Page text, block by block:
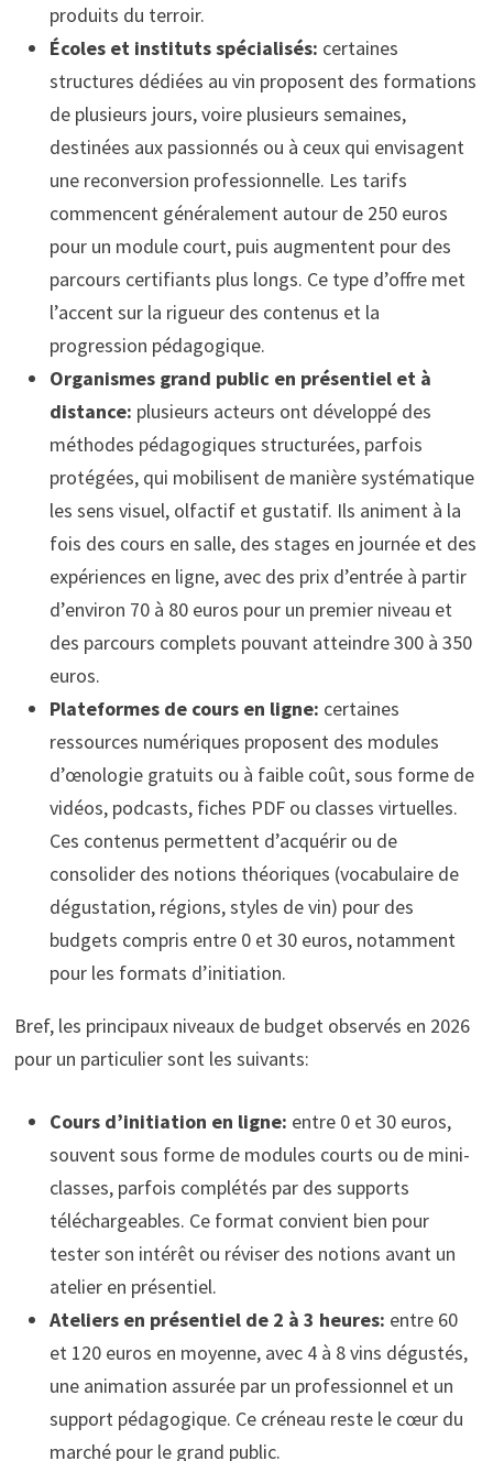
produits du terroir.
Écoles et instituts spécialisés: certaines
structures dédiées au vin proposent des formations
de plusieurs jours, voire plusieurs semaines,
destinées aux passionnés ou à ceux qui envisagent
une reconversion professionnelle. Les tarifs
commencent généralement autour de 250 euros
pour un module court, puis augmentent pour des
parcours certifiants plus longs. Ce type d’offre met
l’accent sur la rigueur des contenus et la
progression pédagogique.
Organismes grand public en présentiel et à
distance: plusieurs acteurs ont développé des
méthodes pédagogiques structurées, parfois
protégées, qui mobilisent de manière systématique
les sens visuel, olfactif et gustatif. Ils animent à la
fois des cours en salle, des stages en journée et des
expériences en ligne, avec des prix d’entrée à partir
d’environ 70 à 80 euros pour un premier niveau et
des parcours complets pouvant atteindre 300 à 350
euros.
Plateformes de cours en ligne: certaines
ressources numériques proposent des modules
d’œnologie gratuits ou à faible coût, sous forme de
vidéos, podcasts, fiches PDF ou classes virtuelles.
Ces contenus permettent d’acquérir ou de
consolider des notions théoriques (vocabulaire de
dégustation, régions, styles de vin) pour des
budgets compris entre 0 et 30 euros, notamment
pour les formats d’initiation.
Bref, les principaux niveaux de budget observés en 2026
pour un particulier sont les suivants:
Cours d’initiation en ligne: entre 0 et 30 euros,
souvent sous forme de modules courts ou de mini-
classes, parfois complétés par des supports
téléchargeables. Ce format convient bien pour
tester son intérêt ou réviser des notions avant un
atelier en présentiel.
Ateliers en présentiel de 2 à 3 heures: entre 60
et 120 euros en moyenne, avec 4 à 8 vins dégustés,
une animation assurée par un professionnel et un
support pédagogique. Ce créneau reste le cœur du
marché pour le grand public.